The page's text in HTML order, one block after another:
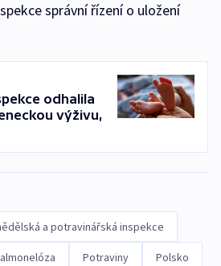
správní řízení o uložení
odhalila
výživu,
a potravinářská inspekce
Potraviny Polsko